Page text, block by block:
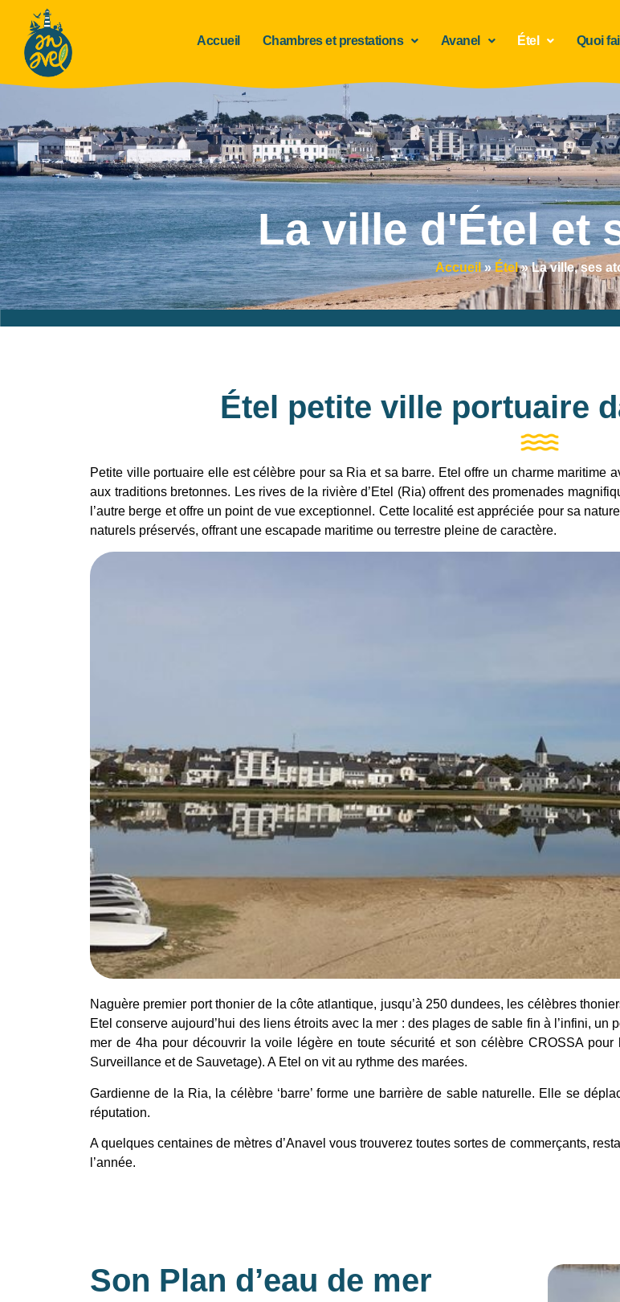
Accueil Chambres et prestations Avanel Étel Quoi
La ville d'Étel et
Accueil»Étel»La ville, ses
Étel petite ville portuaire
Petite ville portuaire elle est célèbre pour sa Ria et sa barre. Etel offre un charme maritime
aux traditions bretonnes. Les rives de la rivière d’Etel (Ria) offrent des promenades
l’autre berge et offre un point de vue exceptionnel. Cette localité est appréciée pour sa
naturels préservés, offrant une escapade maritime ou terrestre pleine de caractère.
Naguère premier port thonier de la côte atlantique, jusqu’à 250 dundees, les célèbres
Etel conserve aujourd’hui des liens étroits avec la mer : des plages de sable fin à l’infini, un
mer de 4ha pour découvrir la voile légère en toute sécurité et son célèbre CROSSA
Surveillance et de Sauvetage). A Etel on vit au rythme des marées.
Gardienne de la Ria, la célèbre ‘barre’ forme une barrière de sable naturelle. Elle se
réputation.
A quelques centaines de mètres d’Anavel vous trouverez toutes sortes de commerçants,
l’année.
Son Plan d’eau de mer